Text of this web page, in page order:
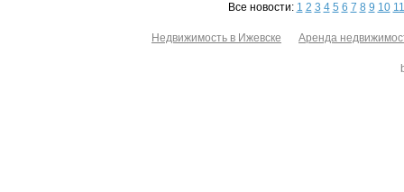
Все новости: 1 2 3 4 5 6 7 8 9 10 11
Недвижимость в Ижевске Аренда